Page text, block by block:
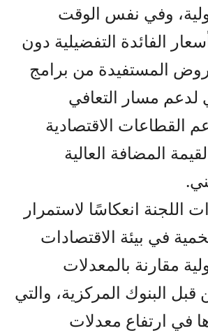
وفي نفس الوقت
الفائدة التفضيلية دون
المستفيدة من برامج
لدعم مسار التعافي
القطاعات الاقتصادية
المضافة العالية
اللجنة انعكاسًا لاستمرار
في بيئة الاقتصادات
مقارنة بالمعدلات
البنوك المركزية، والتي
في ارتفاع معدلات